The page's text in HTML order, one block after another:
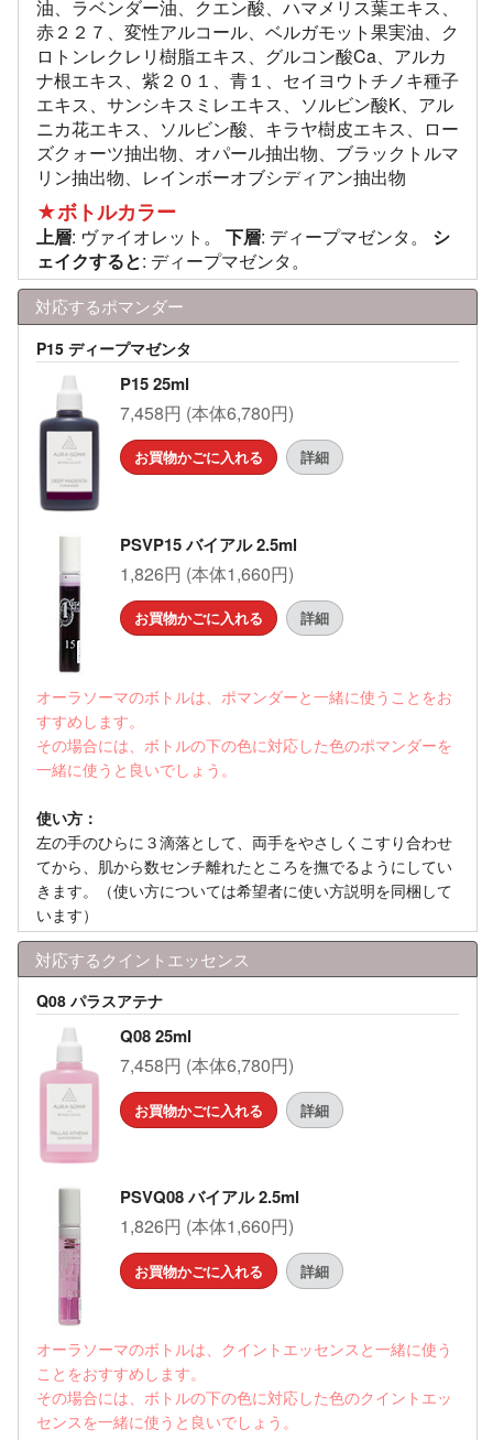
油、ラベンダー油、クエン酸、ハマメリス葉エキス、
赤２２７、変性アルコール、ベルガモット果実油、ク
ロトンレクレリ樹脂エキス、グルコン酸Ca、アルカ
ナ根エキス、紫２０１、青１、セイヨウトチノキ種子
エキス、サンシキスミレエキス、ソルビン酸K、アル
ニカ花エキス、ソルビン酸、キラヤ樹皮エキス、ロー
ズクォーツ抽出物、オパール抽出物、ブラックトルマ
リン抽出物、レインボーオブシディアン抽出物
★ボトルカラー
上層: ヴァイオレット。 下層: ディープマゼンタ。 シ
ェイクすると: ディープマゼンタ。
対応するポマンダー
P15 ディープマゼンタ
P15 25ml
7,458円 (本体6,780円)
お買物かごに入れる 詳細
PSVP15 バイアル 2.5ml
1,826円 (本体1,660円)
お買物かごに入れる 詳細
オーラソーマのボトルは、ポマンダーと一緒に使うことをお
すすめします。
その場合には、ボトルの下の色に対応した色のポマンダーを
一緒に使うと良いでしょう。
使い方：
左の手のひらに３滴落として、両手をやさしくこすり合わせ
てから、肌から数センチ離れたところを撫でるようにしてい
きます。（使い方については希望者に使い方説明を同梱して
います）
対応するクイントエッセンス
Q08 パラスアテナ
Q08 25ml
7,458円 (本体6,780円)
お買物かごに入れる 詳細
PSVQ08 バイアル 2.5ml
1,826円 (本体1,660円)
お買物かごに入れる 詳細
オーラソーマのボトルは、クイントエッセンスと一緒に使う
ことをおすすめします。
その場合には、ボトルの下の色に対応した色のクイントエッ
センスを一緒に使うと良いでしょう。